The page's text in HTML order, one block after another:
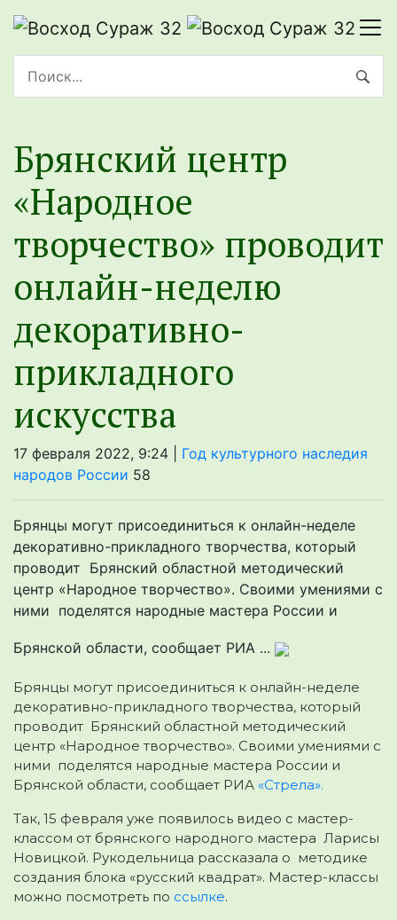
Брянский центр
«Народное
творчество» проводит
онлайн-неделю
декоративно-
прикладного
искусства
17 февраля 2022, 9:24 | Год культурного наследия
народов России 58
Брянцы могут присоединиться к онлайн-неделе
декоративно-прикладного творчества, который
проводит Брянский областной методический
центр «Народное творчество». Своими умениями с
ними поделятся народные мастера России и
Брянской области, сообщает РИА ...
Брянцы могут присоединиться к онлайн-неделе
декоративно-прикладного творчества, который
проводит Брянский областной методический
центр «Народное творчество». Своими умениями с
ними поделятся народные мастера России и
Брянской области, сообщает РИА «Стрела».
Так, 15 февраля уже появилось видео с мастер-
классом от брянского народного мастера Ларисы
Новицкой. Рукодельница рассказала о методике
создания блока «русский квадрат». Мастер-классы
можно посмотреть по ссылке.